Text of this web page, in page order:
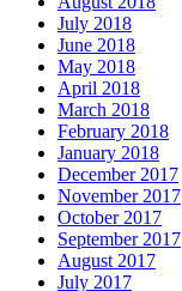
July 2018
June 2018
May 2018
April 2018
March 2018
February 2018
January 2018
December 2017
November 2017
October 2017
September 2017
August 2017
July 2017